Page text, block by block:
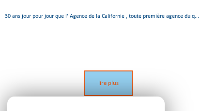
30 ans jour pour jour que l' Agence de la Californie , toute première agence du q...
lire plus